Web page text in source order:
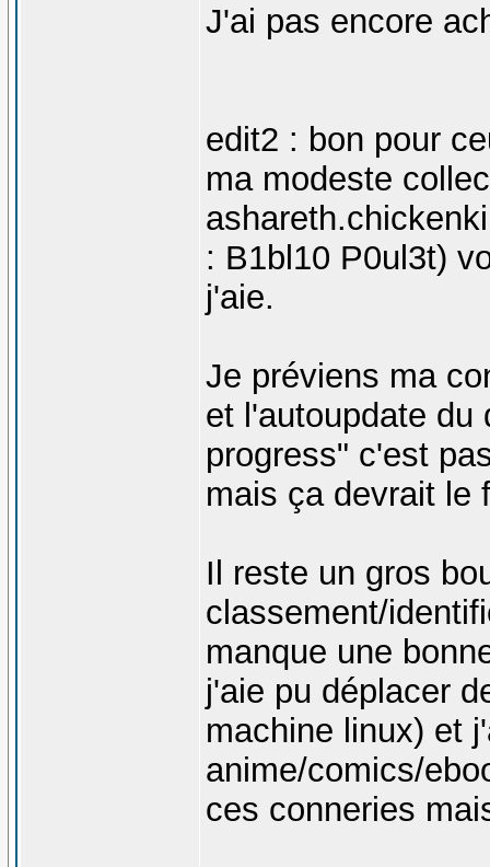
J'ai pas encore
edit2 : bon pour
ma modeste
: B1bl10 P0ul3t)
j'aie.
Je préviens ma
et l'autoupdate du
progress" c'est
mais ça devrait le
Il reste un gros
classement/
manque une
j'aie pu déplacer
machine linux) et
anime/comics/
ces conneries